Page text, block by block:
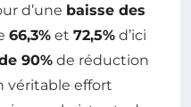
d’une baisse des
66,3% et 72,5% d’ici
90% de réduction
véritable effort